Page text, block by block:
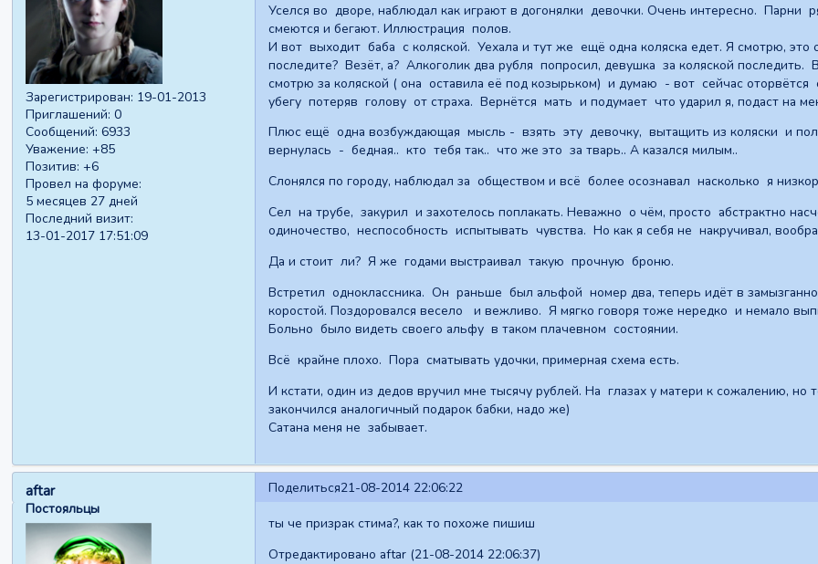
Зарегистрирован: 19-01-2013
Приглашений: 0
Сообщений: 6933
Уважение: +85
Позитив: +6
Провел на форуме:
5 месяцев 27 дней
Последний визит:
13-01-2017 17:51:09
Уселся во дворе, наблюдал как играют в догонялки девочки. Очень интересно.
смеются и бегают. Иллюстрация полов.
И вот выходит баба с коляской. Уехала и тут же ещё одна коляска едет. Я смотрю, это
последите? Везёт, а? Алкоголик два рубля попросил, девушка за коляской
смотрю за коляской ( она оставила её под козырьком) и думаю - вот сейчас
убегу потеряв голову от страха. Вернётся мать и подумает что ударил я, подаст на
Плюс ещё одна возбуждающая мысль - взять эту девочку, вытащить из коляски и
вернулась - бедная.. кто тебя так.. что же это за тварь.. А казался милым..
Слонялся по городу, наблюдал за обществом и всё более осознавал насколько я
Сел на трубе, закурил и захотелось поплакать. Неважно о чём, просто абстрактно
одиночество, неспособность испытывать чувства. Но как я себя не накручивал,
Да и стоит ли? Я же годами выстраивал такую прочную броню.
Встретил одноклассника. Он раньше был альфой номер два, теперь идёт в
коростой. Поздоровался весело и вежливо. Я мягко говоря тоже нередко и немало
Больно было видеть своего альфу в таком плачевном состоянии.
Всё крайне плохо. Пора сматывать удочки, примерная схема есть.
И кстати, один из дедов вручил мне тысячу рублей. На глазах у матери к сожалению, но
закончился аналогичный подарок бабки, надо же)
Сатана меня не забывает.
Поделиться21-08-2014 22:06:22
aftar
Постояльцы
ты че призрак стима?, как то похоже пишиш
Отредактировано aftar (21-08-2014 22:06:37)